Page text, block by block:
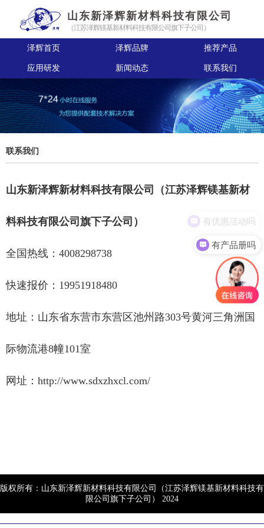
山东新泽辉新材料科技有限公司
（江苏泽辉镁基新材料科技有限公司旗下子公司）
泽辉首页 泽辉品牌 推荐产品
应用研发 新闻动态 联系我们
联系我们
山东新泽辉新材料科技有限公司（江苏泽辉镁基新材
料科技有限公司旗下子公司）
全国热线：4008298738
快速报价：19951918480
地址：山东省东营市东营区池州路303号黄河三角洲国
际物流港8幢101室
网址：http://www.sdxzhxcl.com/
版权所有：山东新泽辉新材料科技有限公司（江苏泽辉镁基新材料科技有
限公司旗下子公司） 2024
有产品册吗
有优惠活动吗